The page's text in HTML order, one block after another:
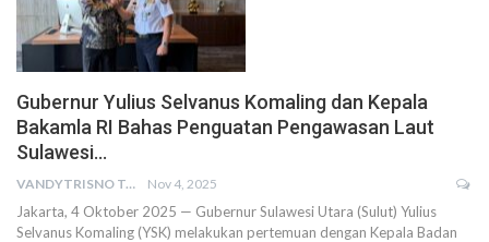
Gubernur Yulius Selvanus Komaling dan Kepala
Bakamla RI Bahas Penguatan Pengawasan Laut
Sulawesi…
VANDYTRISNO TALUMEPA Nov 4, 2025
Jakarta, 4 Oktober 2025 — Gubernur Sulawesi Utara (Sulut) Yulius
Selvanus Komaling (YSK) melakukan pertemuan dengan Kepala Badan